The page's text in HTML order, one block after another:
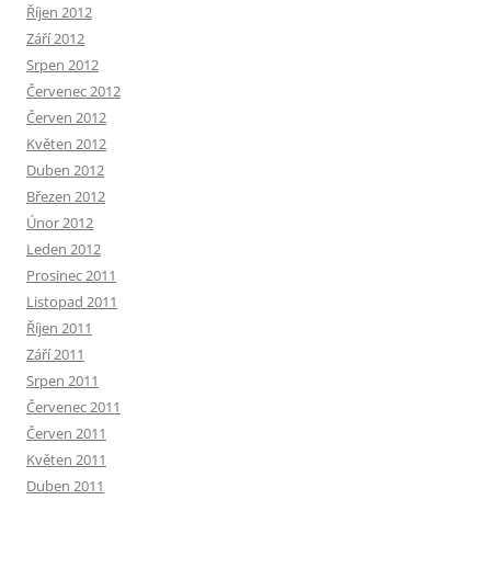
Říjen 2012
Září 2012
Srpen 2012
Červenec 2012
Červen 2012
Květen 2012
Duben 2012
Březen 2012
Únor 2012
Leden 2012
Prosinec 2011
Listopad 2011
Říjen 2011
Září 2011
Srpen 2011
Červenec 2011
Červen 2011
Květen 2011
Duben 2011